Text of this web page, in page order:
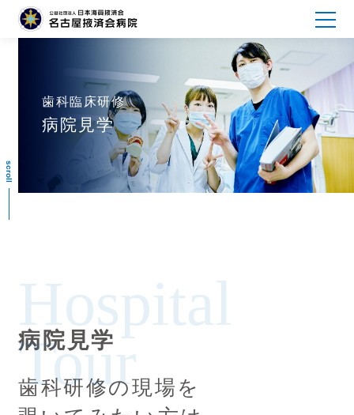
歯科臨床研修
病院見学
scroll
Hospital
Tour
病院見学
歯科研修の現場を